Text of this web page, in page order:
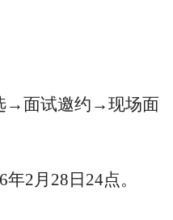
→面试邀约→现场面
6年2月 28 日 24点。